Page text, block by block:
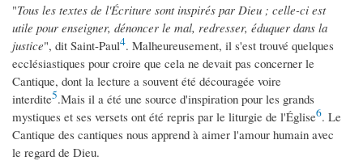
"Tous les textes de l'Écriture sont inspirés par Dieu ; celle-ci est
utile pour enseigner, dénoncer le mal, redresser, éduquer dans la
justice", dit Saint-Paul4. Malheureusement, il s'est trouvé quelques
ecclésiastiques pour croire que cela ne devait pas concerner le
Cantique, dont la lecture a souvent été découragée voire
interdite5.Mais il a été une source d'inspiration pour les grands
mystiques et ses versets ont été repris par le liturgie de l'Église6. Le
Cantique des cantiques nous apprend à aimer l'amour humain avec
le regard de Dieu.